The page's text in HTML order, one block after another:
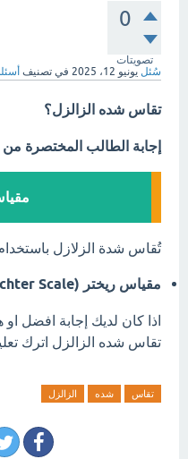
0
تصويتات
سُئل يونيو 12، 2025 في تصنيف
تقاس شده الزالزل؟
إجابة الطالب المختصرة
تُقاس شدة الزلازل
مقياس ريختر (Richter Scale):
اذا كان لديك إجابة افضل
تقاس شده الزالزل اترك
تقاس شده الزالزل